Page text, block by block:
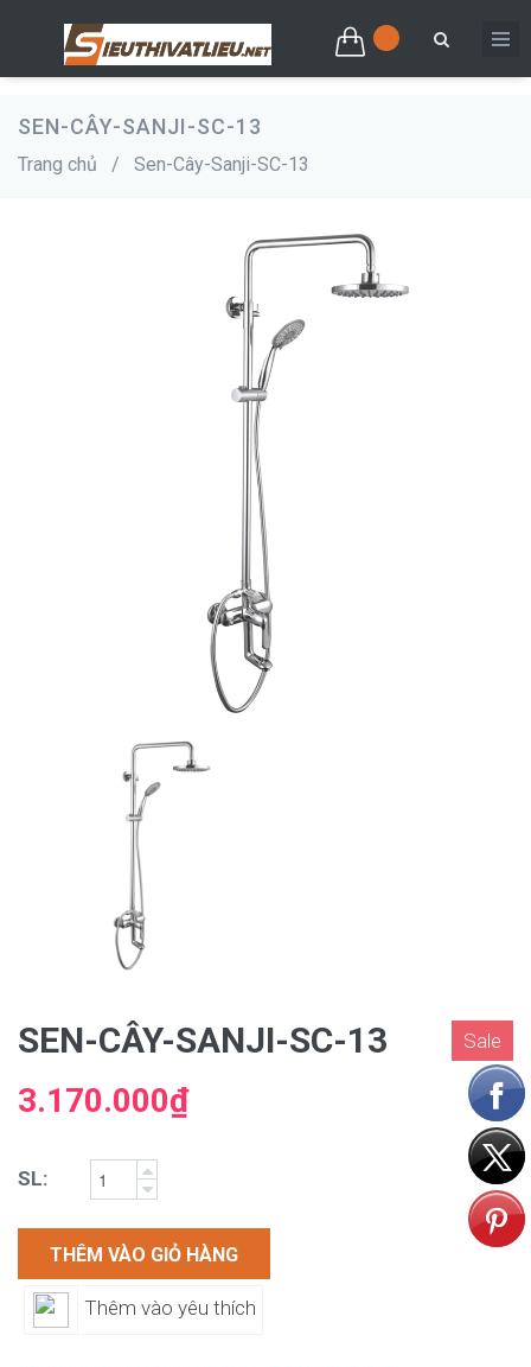
SEN-CÂY-SANJI-SC-13
Trang chủ / Sen-Cây-Sanji-SC-13
SEN-CÂY-SANJI-SC-13 Sale
3.170.000₫
SL:
THÊM VÀO GIỎ HÀNG
Thêm vào yêu thích